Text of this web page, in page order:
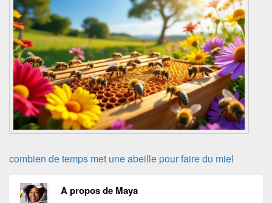
combien de temps met une abeille pour faire du miel
A propos de Maya